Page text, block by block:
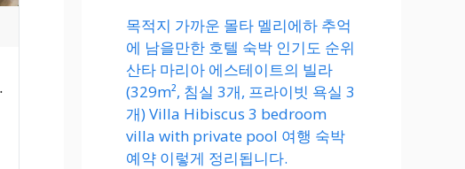
목적지 가까운 몰타 멜리에하 추억
에 남을만한 호텔 숙박 인기도 순위
산타 마리아 에스테이트의 빌라
(329m², 침실 3개, 프라이빗 욕실 3
개) Villa Hibiscus 3 bedroom
villa with private pool 여행 숙박
예약 이렇게 정리됩니다.